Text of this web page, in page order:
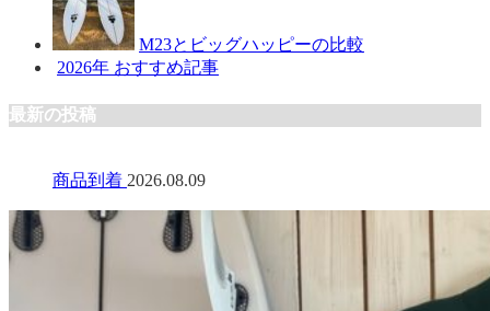
M23とビッグハッピーの比較
2026年 おすすめ記事
最新の投稿
商品到着 2026.08.09